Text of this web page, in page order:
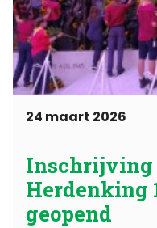
24 maart 2026
Inschrijving
Herdenking
geopend